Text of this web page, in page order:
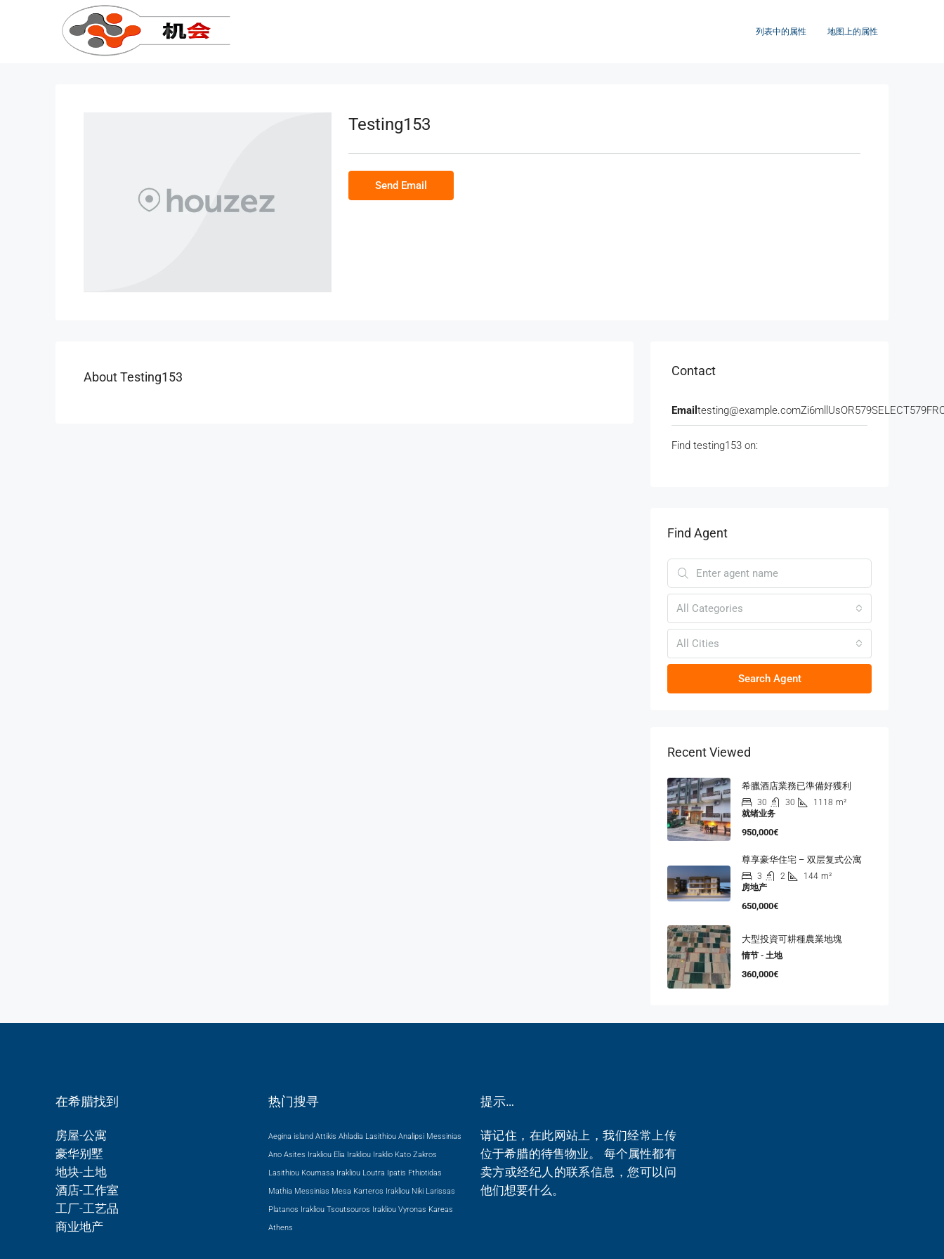
列表中的属性 地图上的属性
Testing153
Send Email
About Testing153 Contact
Email
Find testing153 on:
Find Agent
All Categories
All Cities
Search Agent
Recent Viewed
希臘酒店業務已準備好獲利
30 30 1118 m²
就绪业务
950,000€
尊享豪华住宅 – 双层复式公寓
3 2 144 m²
房地产
650,000€
大型投資可耕種農業地塊
情节 - 土地
360,000€
在希腊找到
房屋-公寓
豪华别墅
地块-土地
酒店-工作室
工厂-工艺品
商业地产
热门搜寻
Aegina island Attikis Ahladia Lasithiou Analipsi Messinias
Ano Asites Irakliou Elia Irakliou Iraklio Kato Zakros
Lasithiou Koumasa Irakliou Loutra Ipatis Fthiotidas
Mathia Messinias Mesa Karteros Irakliou Niki Larissas
Platanos Irakliou Tsoutsouros Irakliou Vyronas Kareas
Athens
提示…
请记住，在此网站上，我们经常上传
位于希腊的待售物业。 每个属性都有
卖方或经纪人的联系信息，您可以问
他们想要什么。